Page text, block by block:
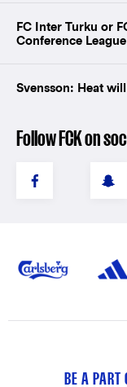
FC Inter Turku or
Conference
Svensson: Heat
Follow FCK on
BE A PART